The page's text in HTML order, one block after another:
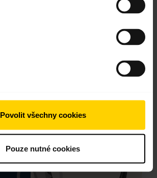
Povolit všechny cookies
Pouze nutné cookies
Videa